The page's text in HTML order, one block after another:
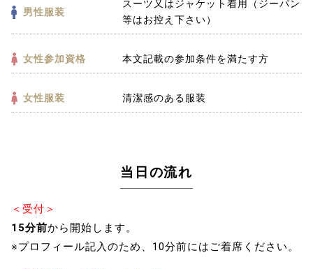
男性服装
スーツ又はジャケット着用（ジーパン
等はお控え下さい）
女性参加資格 本文記載の参加条件を満たす方
女性服装 清潔感のある服装
当日の流れ
＜受付＞
15分前から開始します。
※プロフィール記入のため、10分前にはご着席ください。